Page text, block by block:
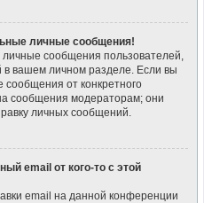
личные сообщения!
сообщения пользователей,
вашем личном разделе. Если вы
от конкретного
сообщения модераторам; они
личных сообщений.
email от кого-то с этой
email на данной конференции